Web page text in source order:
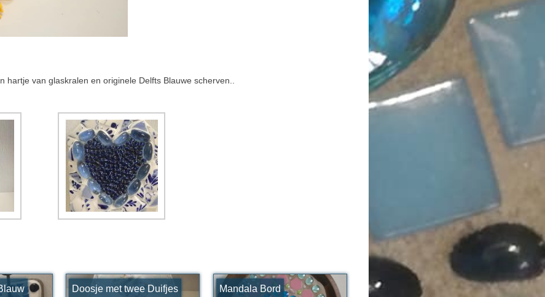
hartje van glaskralen en originele Delfts Blauwe scherven..
Doosje met twee Duifjes Mandala Bord